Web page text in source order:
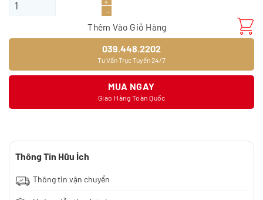
Thêm Vào Giỏ Hàng
039.448.2202
Tư Vấn Trực Tuyến 24/7
MUA NGAY
Giao Hàng Toàn Quốc
Thông Tin Hữu Ích
Thông tin vận chuyển